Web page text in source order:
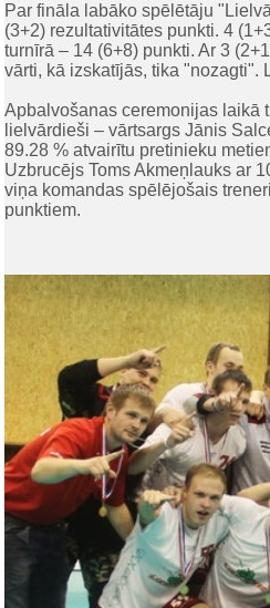
Par fināla labāko spēlētāju
(3+2) rezultativitātes punkti. 4
turnīrā – 14 (6+8) punkti. Ar 3
vārti, kā izskatījās, tika "nozagti".
Apbalvošanas ceremonijas laikā
lielvārdieši – vārtsargs Jānis
89.28 % atvairītu pretinieku
Uzbrucējs Toms Akmeņlauks ar
viņa komandas spēlējošais
punktiem.